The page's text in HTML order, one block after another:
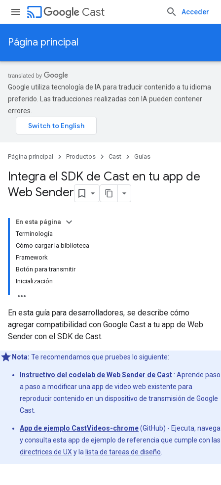
cast Cast Acceder
Página principal
Google utiliza tecnología de IA para traducir contenido a tu idioma
preferido. Las traducciones realizadas con IA pueden contener
errores.
Página principal Productos Cast Guías
Integra el SDK de Cast en tu app de
Web Sender
En esta página
Terminología
Cómo cargar la biblioteca
Framework
Botón para transmitir
Inicialización
En esta guía para desarrolladores, se describe cómo
agregar compatibilidad con Google Cast a tu app de Web
Sender con el SDK de Cast.
Nota: Te recomendamos que pruebes lo siguiente:
Instructivo del codelab de Web Sender de Cast : Aprende paso
a paso a modificar una app de video web existente para
reproducir contenido en un dispositivo de transmisión de Google
Cast.
App de ejemplo CastVideos-chrome(GitHub) - Ejecuta, navega
y consulta esta app de ejemplo de referencia que cumple con las
directrices de UX y la lista de tareas de diseño